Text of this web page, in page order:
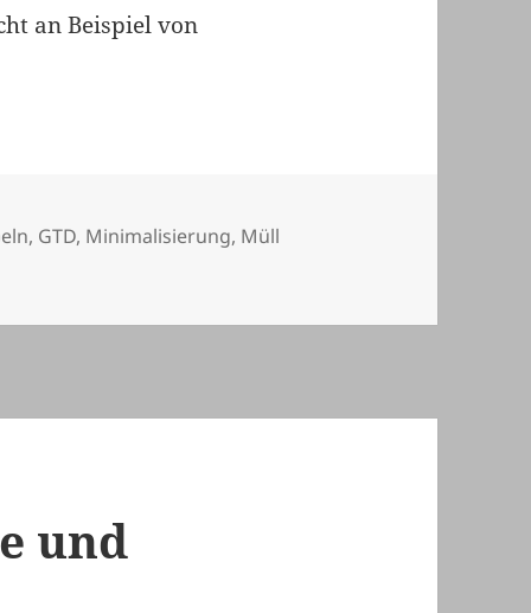
an Beispiel von
, GTD, Minimalisierung, Müll
und